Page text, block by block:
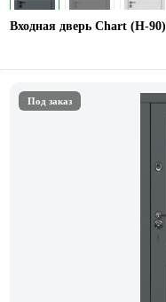
Входная дверь Chart (Н-90)
Под заказ